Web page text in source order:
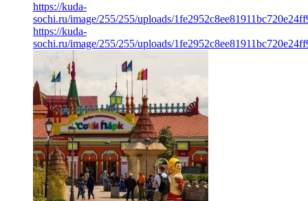
https://kuda-
sochi.ru/image/255/255/uploads/
https://kuda-
sochi.ru/image/255/255/uploads/